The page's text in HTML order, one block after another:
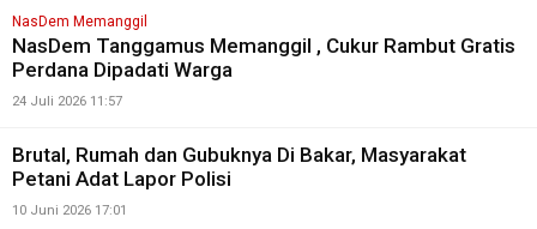
NasDem Memanggil
NasDem Tanggamus Memanggil , Cukur Rambut Gratis
Perdana Dipadati Warga
24 Juli 2026 11:57
Brutal, Rumah dan Gubuknya Di Bakar, Masyarakat
Petani Adat Lapor Polisi
10 Juni 2026 17:01